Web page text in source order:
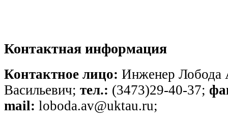
Контактная информация
Контактное лицо: Инженер Лобода
Васильевич; тел.: (3473)29-40-37;
mail: loboda.av@uktau.ru;